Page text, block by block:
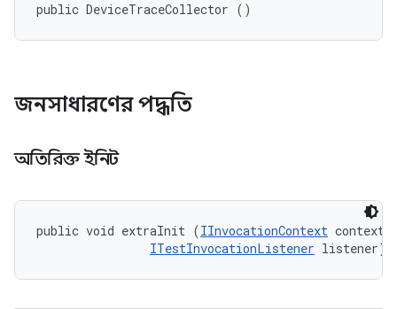
public DeviceTraceCollector ()
জনসাধারণের পদ্ধতি
অতিরিক্ত ইনিট
public void extraInit (IInvocationContext
ITestInvocationListener listener)